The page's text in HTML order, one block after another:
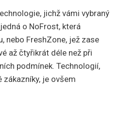
jichž vámi vybraný
o NoFrost, která
nebo FreshZone, jež zase
až čtyřikrát déle než při
podmínek. Technologií,
zákazníky, je ovšem